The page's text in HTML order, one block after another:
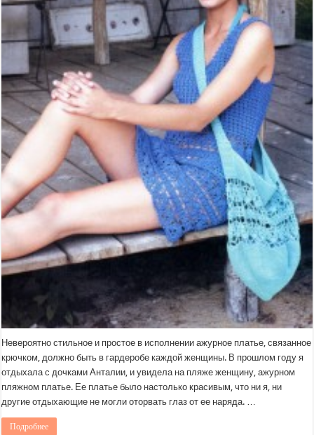
Невероятно стильное и простое в исполнении ажурное платье, связанное
крючком, должно быть в гардеробе каждой женщины. В прошлом году я
отдыхала с дочками Анталии, и увидела на пляже женщину, ажурном
пляжном платье. Ее платье было настолько красивым, что ни я, ни
другие отдыхающие не могли оторвать глаз от ее наряда. …
Подробнее